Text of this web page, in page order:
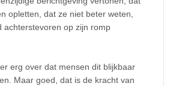
opletten, dat ze niet beter weten,
achterstevoren op zijn romp
erg over dat mensen dit blijkbaar
Maar goed, dat is de kracht van